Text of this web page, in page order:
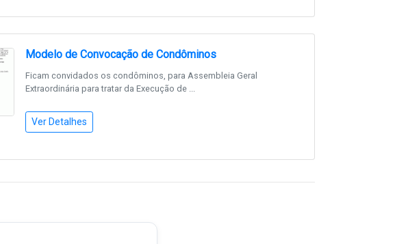
Modelo de Convocação de Condôminos
Ficam convidados os condôminos, para Assembleia Geral
Extraordinária para tratar da Execução de ...
Ver Detalhes